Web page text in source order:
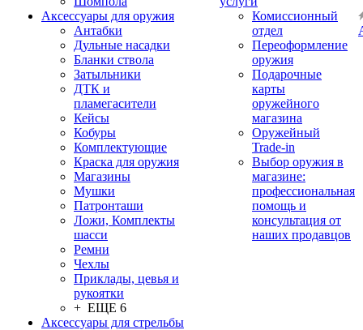
Аксессуары для оружия
Антабки
Дульные насадки
Бланки ствола
Затыльники
ДТК и
пламегасители
Кейсы
Кобуры
Комплектующие
Краска для оружия
Магазины
Мушки
Патронташи
Ложи, Комплекты
шасси
Ремни
Чехлы
Приклады, цевья и
рукоятки
+ ЕЩЕ 6
Аксессуары для стрельбы
Комиссионный
отдел
Переоформление
оружия
Подарочные
карты
оружейного
магазина
Оружейный
Trade-in
Выбор оружия в
магазине:
профессиональная
помощь и
консультация от
наших продавцов